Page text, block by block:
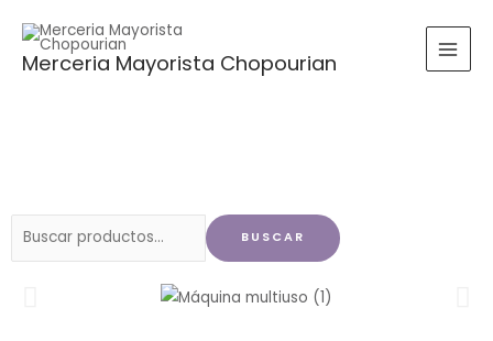
contenido
Merceria Mayorista Chopourian
Buscar
BUSCAR